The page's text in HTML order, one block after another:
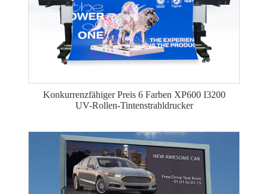
Konkurrenzfähiger Preis 6 Farben XP600 I3200
UV-Rollen-Tintenstrahldrucker